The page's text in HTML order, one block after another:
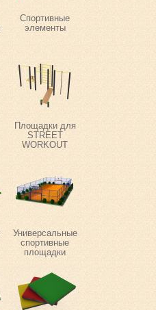
Спортивные
элементы
Площадки для
STREET
WORKOUT
Универсальные
спортивные
площадки